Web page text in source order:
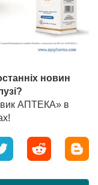
новин
АПТЕКА» в